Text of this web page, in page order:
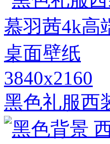
3840x2160
黑色礼服西